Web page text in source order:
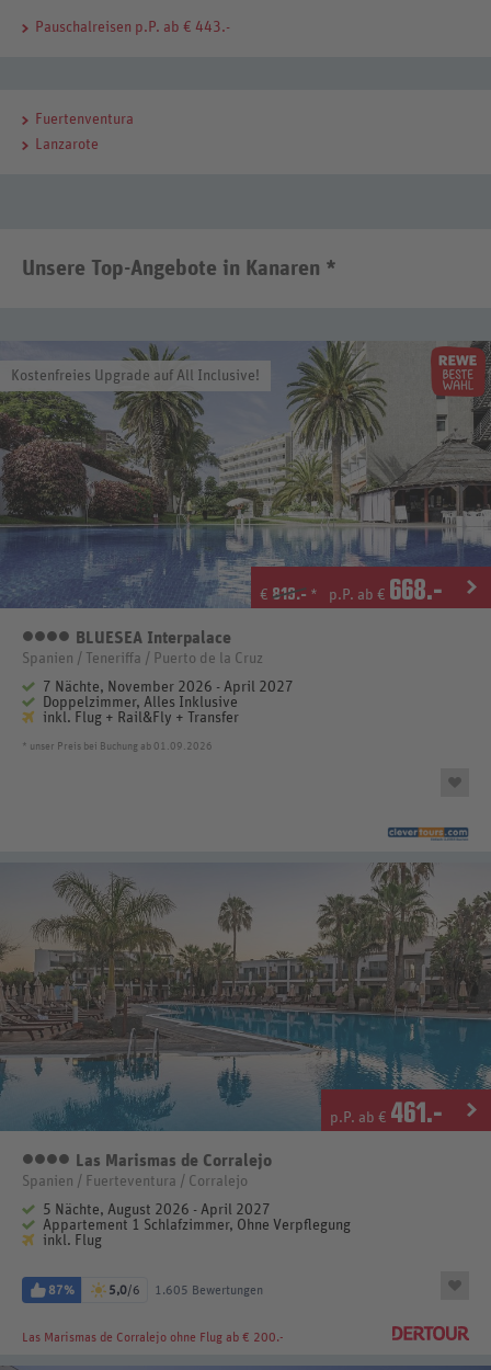
Pauschalreisen p.P. ab € 443.-
Fuertenventura
Lanzarote
Unsere Top-Angebote in Kanaren *
Kostenfreies Upgrade auf All Inclusive!
€ 819.- * p.P. ab € 668.-
4 Sterne
BLUESEA Interpalace
Spanien / Teneriffa / Puerto de la Cruz
7 Nächte, November 2026 - April 2027
Doppelzimmer, Alles Inklusive
inkl. Flug + Rail&Fly + Transfer
* unser Preis bei Buchung ab 01.09.2026
p.P. ab € 461.-
4 Sterne
Las Marismas de Corralejo
Spanien / Fuerteventura / Corralejo
5 Nächte, August 2026 - April 2027
Appartement 1 Schlafzimmer, Ohne Verpflegung
inkl. Flug
87% 5,0/6 1.605 Bewertungen
Las Marismas de Corralejo ohne Flug ab € 200.-